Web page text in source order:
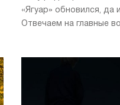
«Ягуар» обновился, да
Отвечаем на главные